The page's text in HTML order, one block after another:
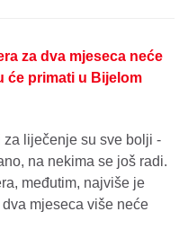
za dva mjeseca neće
će primati u Bijelom
liječenje su sve bolji -
na nekima se još radi.
međutim, najviše je
mjeseca više neće